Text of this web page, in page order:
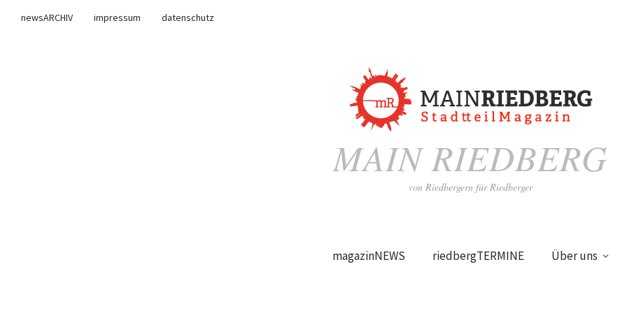
newsARCHIV impressum
datenschutz
MAIN RIEDBERG
von Riedbergern für Riedberger
magazinNEWS riedbergTERMINE Über uns